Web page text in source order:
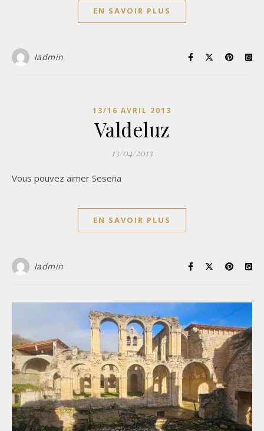
EN SAVOIR PLUS
ladmin
13/16 AVRIL 2013
Valdeluz
13/04/2013
Vous pouvez aimer Seseña
EN SAVOIR PLUS
ladmin